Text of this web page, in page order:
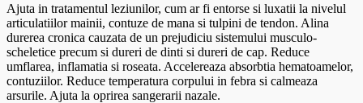
Ajuta in tratamentul leziunilor, cum ar fi entorse si luxatii la nivelul
articulatiilor mainii, contuze de mana si tulpini de tendon. Alina
durerea cronica cauzata de un prejudiciu sistemului musculo-
scheletice precum si dureri de dinti si dureri de cap. Reduce
umflarea, inflamatia si roseata. Accelereaza absorbtia hematoamelor,
contuziilor. Reduce temperatura corpului in febra si calmeaza
arsurile. Ajuta la oprirea sangerarii nazale.